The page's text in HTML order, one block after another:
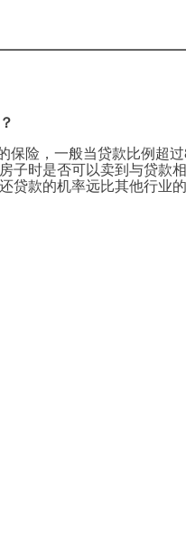
保险，一般当贷款比例超
时是否可以卖到与贷款
款的机率远比其他行业